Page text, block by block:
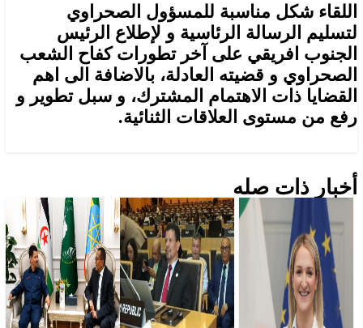
اللقاء شكل مناسبة للمسؤول الصحراوي
لتسليم الرسالة الرئاسية و لإطلاع الرئيس
الجنوب افريقي على آخر تطورات كفاح الشعب
الصحراوي و قضيته العادلة، بالاضافة الى اهم
القضايا ذات الاهتمام المشترك، و سبل تطوير و
رفع من مستوى العلاقات الثنائية.
أخبار ذات صله